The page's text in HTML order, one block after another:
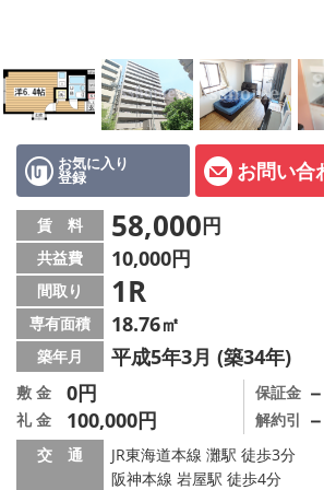
メールでお問い合わせ
お気に入り
登録 お問い合
賃 料 58,000円
共益費 10,000円
間取り 1R
専有面積 18.76㎡
築年月 平成5年3月 (築34年)
敷 金 0円
礼 金 100,000円
保証金 －
解約引 －
交 通
JR東海道本線 灘駅 徒歩3分
阪神本線 岩屋駅 徒歩4分